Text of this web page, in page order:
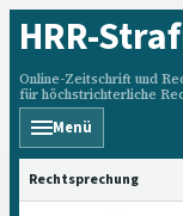
HRR-
Online-Zeitschrift und
für höchstrichterliche
Menü
HRRS durchsuchen